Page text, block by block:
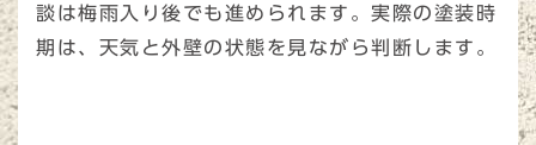
談は梅雨入り後でも進められます。実際の塗装時
期は、天気と外壁の状態を見ながら判断します。